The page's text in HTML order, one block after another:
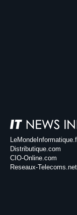
Distributique.com
CIO-Online.com
Reseaux-Telecoms.net